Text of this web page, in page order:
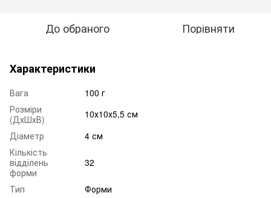
До обраного Порівняти
Характеристики
Вага
100 г
Розміри
(ДхШхВ)
10х10х5,5 см
Діаметр
4 см
Кількість
відділень
форми
32
Тип
Форми